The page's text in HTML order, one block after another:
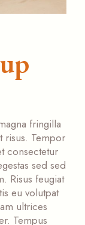
fringilla
risus. Tempor
consectetur
sed sed
Risus feugiat
eu volutpat
ultrices
Tempus